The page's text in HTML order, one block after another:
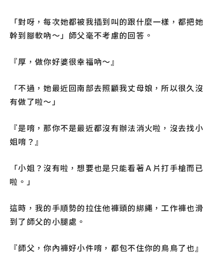
「對呀，每次她都被我插到叫的跟什麼一樣，都把她
幹到腳軟吶～」師父毫不考慮的回答。
『厚，做你好婆很幸福吶～』
「不過，她最近回南部去照顧我丈母娘，所以很久沒
有做了啦～」
『是唷，那你不是最近都沒有辦法消火啦，沒去找小
姐唷？』
「小姐？沒有啦，想要也是只能看著Ａ片打手槍而已
啦。」
這時，我的手順勢的拉住他褲頭的綁繩，工作褲也滑
到了師父的小腿處。
『師父，你內褲好小件唷，都包不住你的鳥鳥了也』